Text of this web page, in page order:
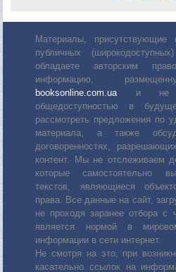
Материалы,
публичных
обладаете авторским
информацию,
booksonline.com.ua и не
общедоступностью в
рассмотреть предложения по
материала, а также
договоренностях,
контент. Мы не отслеживаем
которые самостоятельно
текстов, являющиеся
права. Все данные на сайт,
не проходя заранее отбора с
является нормой в
информации в сети интернет.
Не смотря на это, при
касательно ссылок на